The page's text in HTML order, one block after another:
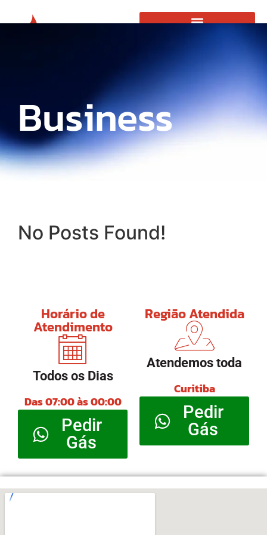
Business
No Posts Found!
Horário de
Atendimento
Todos os Dias
Das 07:00 às 00:00
Pedir
Gás
Região Atendida
Atendemos toda
Curitiba
Pedir
Gás